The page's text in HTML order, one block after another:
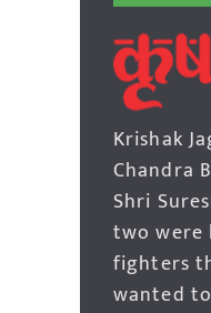
Krishak
Chandra
Shri
two were
fighters
wanted